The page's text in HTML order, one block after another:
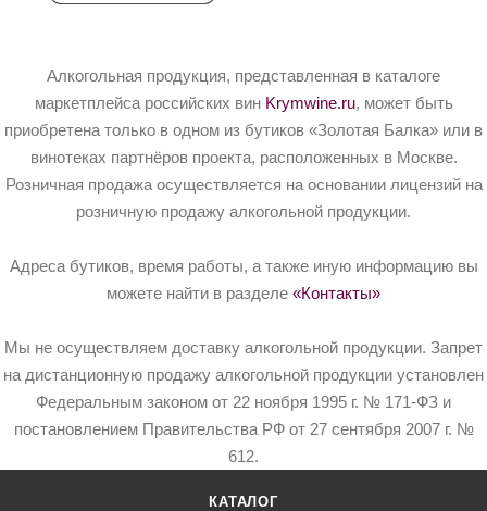
Алкогольная продукция, представленная в каталоге
маркетплейса российских вин Krymwine.ru, может быть
приобретена только в одном из бутиков «Золотая Балка» или в
винотеках партнёров проекта, расположенных в Москве.
Розничная продажа осуществляется на основании лицензий на
розничную продажу алкогольной продукции.
Адреса бутиков, время работы, а также иную информацию вы
можете найти в разделе «Контакты»
Мы не осуществляем доставку алкогольной продукции. Запрет
на дистанционную продажу алкогольной продукции установлен
Федеральным законом от 22 ноября 1995 г. № 171-ФЗ и
постановлением Правительства РФ от 27 сентября 2007 г. №
612.
КАТАЛОГ